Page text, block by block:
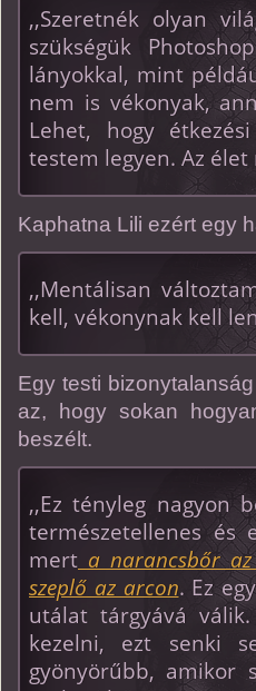
,,Szeretnék olyan
szükségük
lányokkal, mint
nem is vékonyak,
Lehet, hogy
testem legyen. Az élet
Kaphatna Lili ezért egy
,,Mentálisan
kell, vékonynak kell
Egy testi
az, hogy sokan
beszélt.
,,Ez tényleg nagyon
természetellenes és
mert a narancsbőr
szeplő az arcon. Ez
utálat tárgyává
kezelni, ezt senki
gyönyörűbb, amikor